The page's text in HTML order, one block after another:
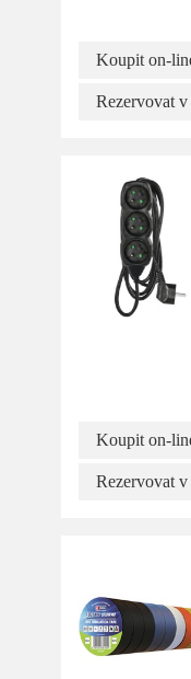
Koupit on-
Rezervovat
Koupit on-
Rezervovat